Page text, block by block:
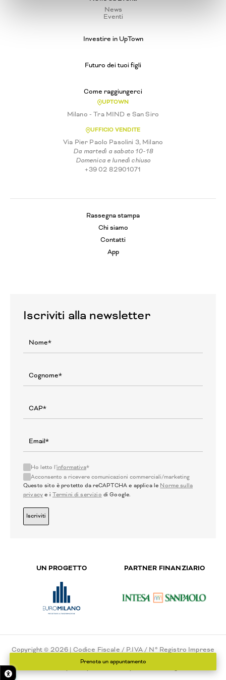
Prenota un appuntamento
News
Eventi
Investire in UpTown
Futuro dei tuoi figli
Come raggiungerci
UPTOWN
Milano - Tra MIND e San Siro
UFFICIO VENDITE
Via Pier Paolo Pasolini 3, Milano
Da martedì a sabato 10-18
Domenica e lunedì chiuso
+39 02 82901071
Rassegna stampa
Chi siamo
Contatti
App
Iscriviti alla newsletter
Ho letto l'informativa*
Acconsento a ricevere comunicazioni commerciali/marketing
Questo sito è protetto da reCAPTCHA e applica le Norme sulla
privacy e i Termini di servizio di Google.
Iscriviti
UN PROGETTO PARTNER FINANZIARIO
Copyright © 2026 | Codice Fiscale / P.IVA / N° Registro Imprese
di Milano - 02775550151 - N° REA 111546
Cookie Policy